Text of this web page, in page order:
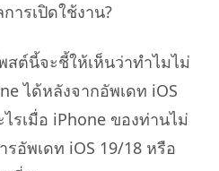
ารเปิดใช้งาน?
สต์นี้จะชี้ให้เห็นว่าทำไมไม่
ได้หลังจากอัพเดท iOS
รเมื่อ iPhone ของท่านไม่
รอัพเดท iOS 19/18 หรือ